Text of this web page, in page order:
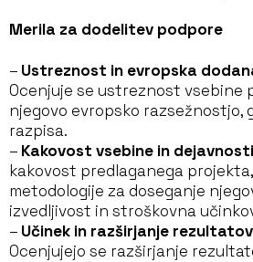
Merila za dodelitev podpore
– Ustreznost in evropska
Ocenjuje se ustreznost vsebine
njegovo evropsko razsežnostjo,
razpisa.
– Kakovost vsebine in dejavnosti
kakovost predlaganega
metodologije za doseganje
izvedljivost in stroškovna
– Učinek in razširjanje
Ocenjujejo se razširjanje